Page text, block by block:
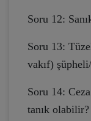
Soru 12:
Soru 13:
vakıf)
Soru 14:
tanık olabilir?